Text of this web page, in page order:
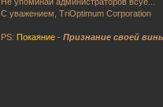
С уважением, TriOptimum Corporation
PS: Покаяние -Признание своей